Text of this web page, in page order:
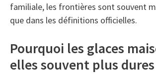
familiale, les frontières sont souvent
que dans les définitions officielles.
Pourquoi les glaces
elles souvent plus dures